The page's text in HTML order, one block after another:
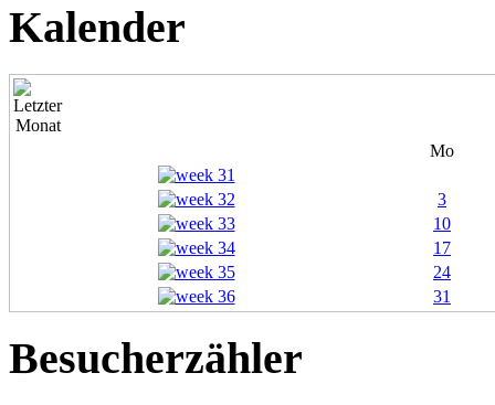
Kalender
Mo
3
10
17
24
31
Besucherzähler